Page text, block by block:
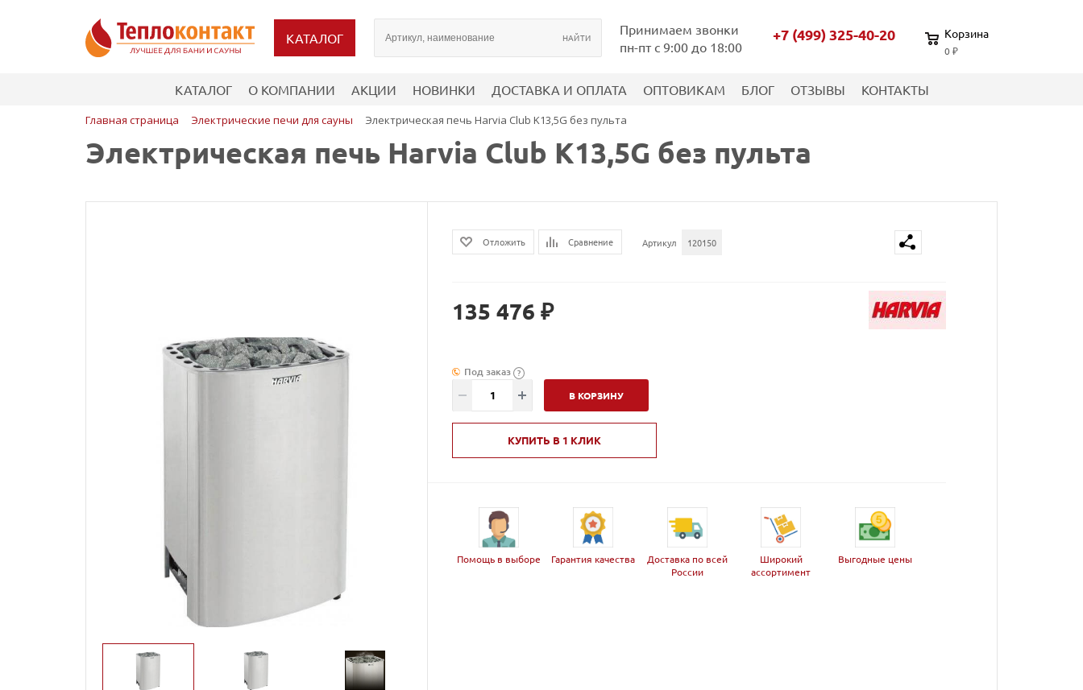
КАТАЛОГ
Принимаем звонки
пн-пт с 9:00 до 18:00
+7 (499) 325-40-20 Корзина
0 ₽
КАТАЛОГ О КОМПАНИИ АКЦИИ НОВИНКИ ДОСТАВКА И ОПЛАТА ОПТОВИКАМ БЛОГ ОТЗЫВЫ КОНТАКТЫ
Главная страница Электрические печи для сауны Электрическая печь Harvia Club K13,5G без пульта
Электрическая печь Harvia Club K13,5G без пульта
Отложить Сравнение Артикул 120150
135 476 ₽
Под заказ ?
В КОРЗИНУ
КУПИТЬ В 1 КЛИК
Помощь в выборе Гарантия качества
Доставка по всей
России
Широкий
ассортимент
Выгодные цены